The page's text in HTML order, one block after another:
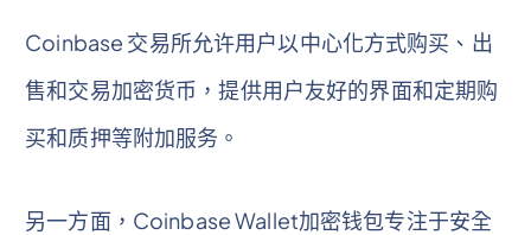
Coinbase 交易所允许用户以中心化方式购买、出
售和交易加密货币，提供用户友好的界面和定期购
买和质押等附加服务。
另一方面，Coinbase Wallet加密钱包专注于安全